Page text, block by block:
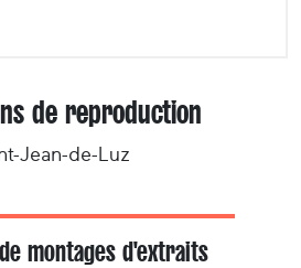
de reproduction
Jean-de-Luz
montages d'extraits